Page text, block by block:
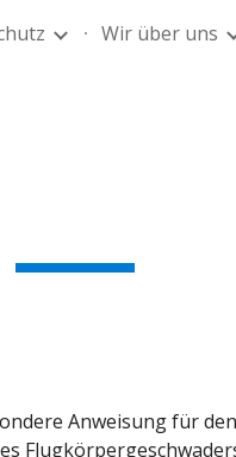
Wir über uns
Anweisung für